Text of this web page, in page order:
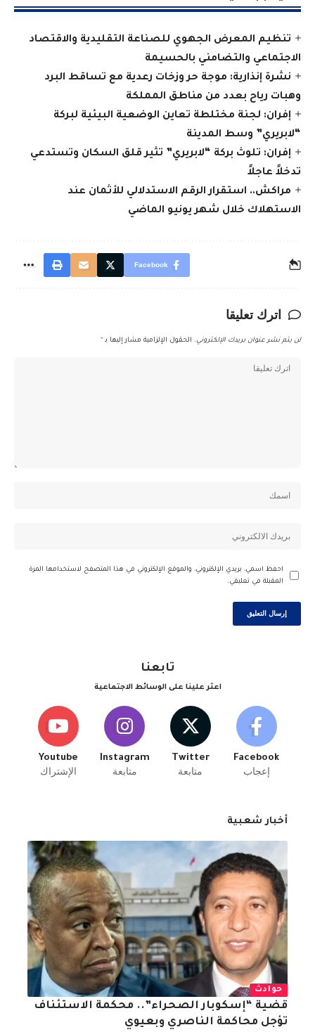
تنظيم المعرض الجهوي للصناعة التقليدية والاقتصاد
الاجتماعي والتضامني بالحسيمة
نشرة إنذارية: موجة حر وزخات رعدية مع تساقط البرد
وهبات رياح بعدد من مناطق المملكة
إفران: لجنة مختلطة تعاين الوضعية البيئية لبركة
“لابريري” وسط المدينة
إفران: تلوث بركة “لابريري” تثير قلق السكان وتستدعي
تدخلاً عاجلاً
مراكش.. استقرار الرقم الاستدلالي للأثمان عند
الاستهلاك خلال شهر يونيو الماضي
Facebook
اترك تعليقا
لن يتم نشر عنوان بريدك الإلكتروني. الحقول الإلزامية مشار إليها بـ *
احفظ اسمي، بريدي الإلكتروني، والموقع الإلكتروني في هذا المتصفح لاستخدامها المرة
المقبلة في تعليقي.
تابعنا
اعثر علينا على الوسائط الاجتماعية
Facebook
إعجاب
Twitter
متابعة
Instagram
متابعة
Youtube
الإشتراك
أخبار شعبية
حوادث
قضية “إسكوبار الصحراء”.. محكمة الاستئناف
تؤجل محاكمة الناصري وبعيوي